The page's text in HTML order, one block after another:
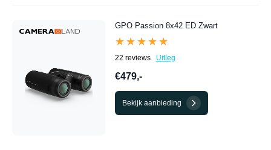
GPO Passion 8x42 ED Zwart
★★★★★
★★★★★
22 reviews Uitleg
€479,-
Bekijk aanbieding